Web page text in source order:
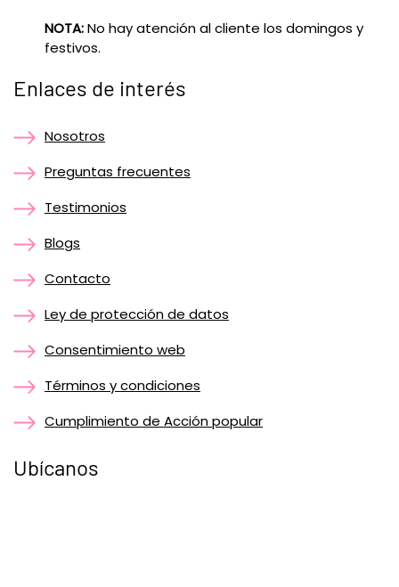
NOTA:No hay atención al cliente los domingos y
festivos.
Enlaces de interés
Nosotros
Preguntas frecuentes
Testimonios
Blogs
Contacto
Ley de protección de datos
Consentimiento web
Términos y condiciones
Cumplimiento de Acción popular
Ubícanos